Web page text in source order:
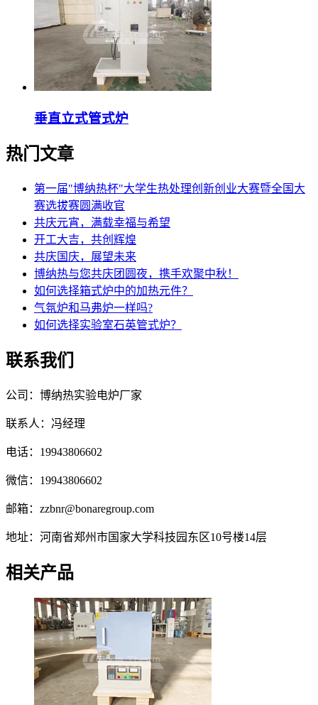
垂直立式管式炉
热门文章
第一届"博纳热杯"大学生热处理创新创业大赛暨全国大
赛选拔赛圆满收官
共庆元宵，满载幸福与希望
开工大吉，共创辉煌
共庆国庆，展望未来
博纳热与您共庆团圆夜，携手欢聚中秋！
如何选择箱式炉中的加热元件？
气氛炉和马弗炉一样吗?
如何选择实验室石英管式炉？
联系我们
公司：博纳热实验电炉厂家
联系人：冯经理
电话：19943806602
微信：19943806602
邮箱：zzbnr@bonaregroup.com
地址：河南省郑州市国家大学科技园东区10号楼14层
相关产品